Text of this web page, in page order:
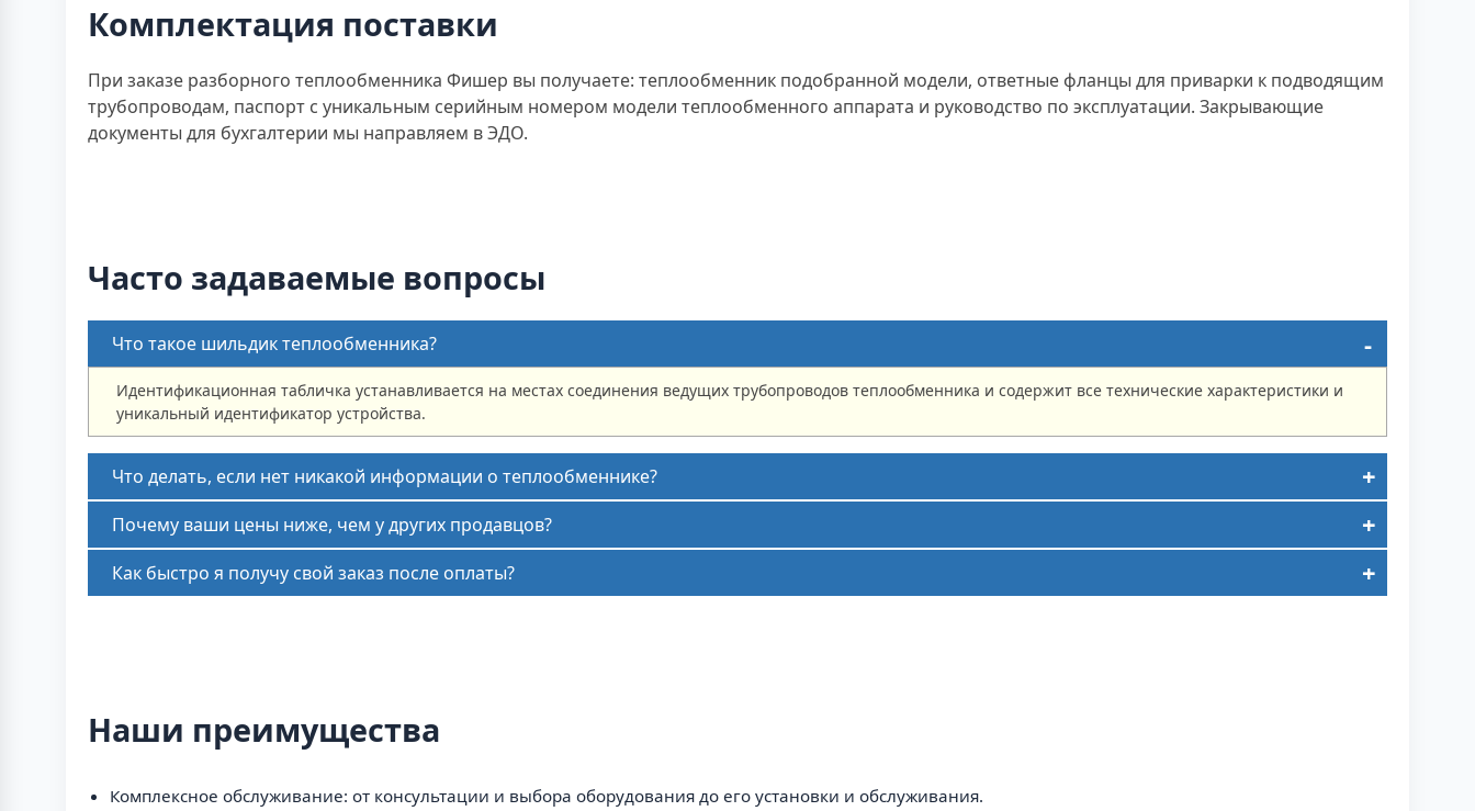
Комплектация поставки
При заказе разборного теплообменника Фишер вы получаете: теплообменник подобранной модели, ответные фланцы для приварки к подводящим
трубопроводам, паспорт с уникальным серийным номером модели теплообменного аппарата и руководство по эксплуатации. Закрывающие
документы для бухгалтерии мы направляем в ЭДО.
Часто задаваемые вопросы
Что такое шильдик теплообменника?
Идентификационная табличка устанавливается на местах соединения ведущих трубопроводов теплообменника и содержит все технические характеристики и
уникальный идентификатор устройства.
Что делать, если нет никакой информации о теплообменнике?
Почему ваши цены ниже, чем у других продавцов?
Как быстро я получу свой заказ после оплаты?
Наши преимущества
Комплексное обслуживание: от консультации и выбора оборудования до его установки и обслуживания.